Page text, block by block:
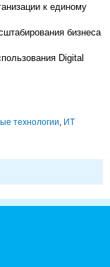
к единому
бизнеса
Digital
технологии, ИТ